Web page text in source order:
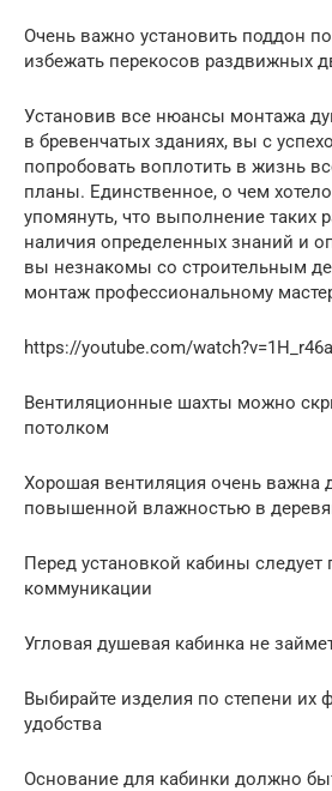
Очень важно установить поддон
избежать перекосов раздвижных
Установив все нюансы монтажа
в бревенчатых зданиях, вы с
попробовать воплотить в жизнь
планы. Единственное, о чем
упомянуть, что выполнение таких
наличия определенных знаний и
вы незнакомы со строительным
монтаж профессиональному
https://youtube.com/
Вентиляционные шахты можно
потолком
Хорошая вентиляция очень важна
повышенной влажностью в
Перед установкой кабины следует
коммуникации
Угловая душевая кабинка не
Выбирайте изделия по степени их
удобства
Основание для кабинки должно